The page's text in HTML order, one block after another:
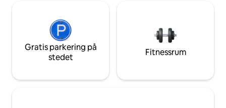
Gratis parkering på
stedet
Fitnessrum